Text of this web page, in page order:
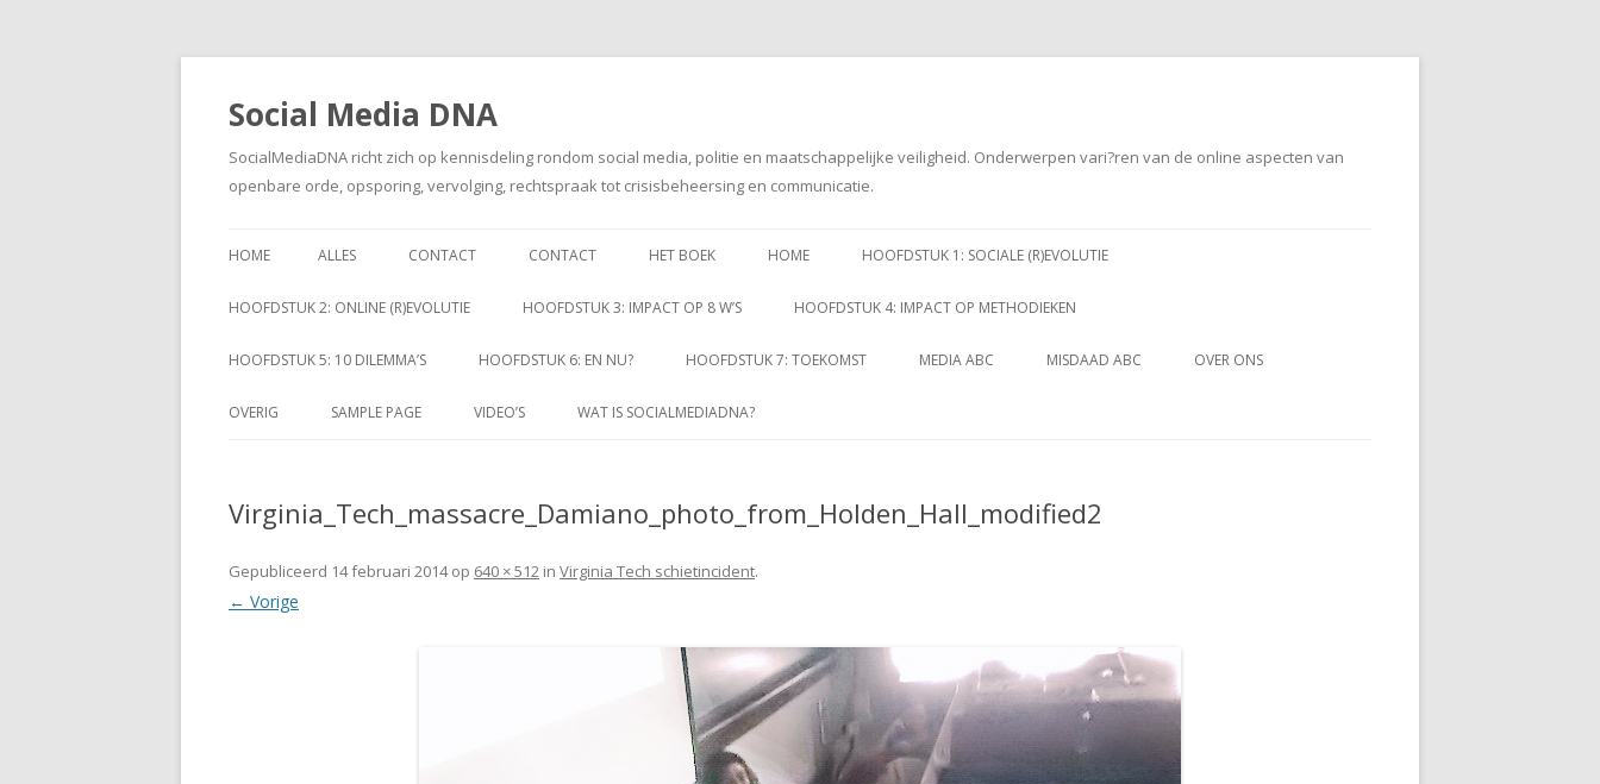
Social Media DNA
SocialMediaDNA richt zich op kennisdeling rondom social media, politie en maatschappelijke veiligheid. Onderwerpen vari?ren van de online aspecten van
openbare orde, opsporing, vervolging, rechtspraak tot crisisbeheersing en communicatie.
naar
HOME ALLES CONTACT CONTACT HET BOEK HOME HOOFDSTUK 1: SOCIALE (R)EVOLUTIE
HOOFDSTUK 2: ONLINE (R)EVOLUTIE HOOFDSTUK 3: IMPACT OP 8 W’S HOOFDSTUK 4: IMPACT OP METHODIEKEN
HOOFDSTUK 5: 10 DILEMMA’S HOOFDSTUK 6: EN NU? HOOFDSTUK 7: TOEKOMST MEDIA ABC MISDAAD ABC OVER ONS
OVERIG SAMPLE PAGE VIDEO’S WAT IS SOCIALMEDIADNA?
Virginia_Tech_massacre_Damiano_photo_from_Holden_Hall_modified2
Gepubliceerd 14 februari 2014op 640 × 512 in Virginia Tech schietincident.
← Vorige